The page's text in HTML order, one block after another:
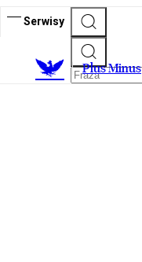
Serwisy
Plus Minus